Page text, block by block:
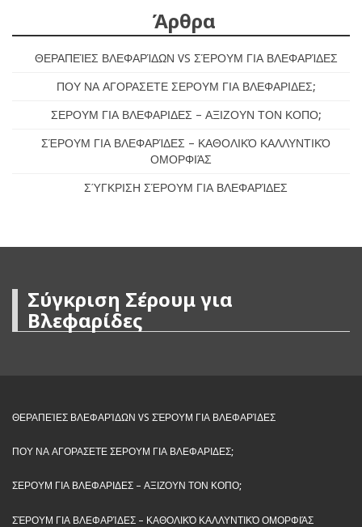
Άρθρα
ΘΕΡΑΠΕΊΕΣ ΒΛΕΦΑΡΊΔΩΝ VS ΣΈΡΟΥΜ ΓΙΑ ΒΛΕΦΑΡΊΔΕΣ
ΠΟΥ ΝΑ ΑΓΟΡΑΣΕΤΕ ΣΕΡΟΥΜ ΓΙΑ ΒΛΕΦΑΡΙΔΕΣ;
ΣΕΡΟΥΜ ΓΙΑ ΒΛΕΦΑΡΙΔΕΣ – ΑΞΙΖΟΥΝ ΤΟΝ ΚΟΠΟ;
ΣΈΡΟΥΜ ΓΙΑ ΒΛΕΦΑΡΊΔΕΣ – ΚΑΘΟΛΙΚΌ ΚΑΛΛΥΝΤΙΚΌ
ΟΜΟΡΦΙΆΣ
ΣΎΓΚΡΙΣΗ ΣΈΡΟΥΜ ΓΙΑ ΒΛΕΦΑΡΊΔΕΣ
Σύγκριση Σέρουμ για
Βλεφαρίδες
ΘΕΡΑΠΕΊΕΣ ΒΛΕΦΑΡΊΔΩΝ VS ΣΈΡΟΥΜ ΓΙΑ ΒΛΕΦΑΡΊΔΕΣ
ΠΟΥ ΝΑ ΑΓΟΡΑΣΕΤΕ ΣΕΡΟΥΜ ΓΙΑ ΒΛΕΦΑΡΙΔΕΣ;
ΣΕΡΟΥΜ ΓΙΑ ΒΛΕΦΑΡΙΔΕΣ – ΑΞΙΖΟΥΝ ΤΟΝ ΚΟΠΟ;
ΣΈΡΟΥΜ ΓΙΑ ΒΛΕΦΑΡΊΔΕΣ – ΚΑΘΟΛΙΚΌ ΚΑΛΛΥΝΤΙΚΌ ΟΜΟΡΦΙΆΣ